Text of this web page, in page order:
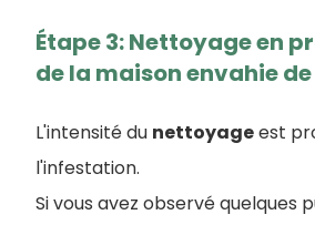
Étape 3: Nettoyage en
de la maison envahie
L'intensité du nettoyageest
l'infestation.
Si vous avez observé quelques